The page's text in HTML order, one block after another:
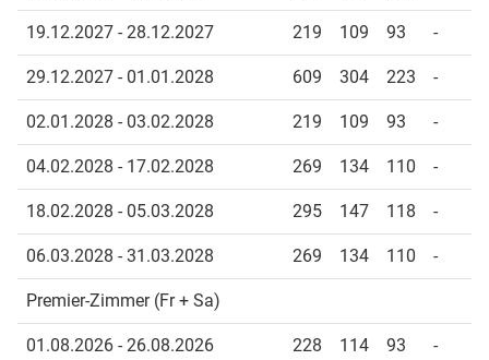
19.12.2027 - 28.12.2027 219 109 93 -
29.12.2027 - 01.01.2028 609 304 223 -
02.01.2028 - 03.02.2028 219 109 93 -
04.02.2028 - 17.02.2028 269 134 110 -
18.02.2028 - 05.03.2028 295 147 118 -
06.03.2028 - 31.03.2028 269 134 110 -
Premier-Zimmer (Fr + Sa)
01.08.2026 - 26.08.2026 228 114 93 -